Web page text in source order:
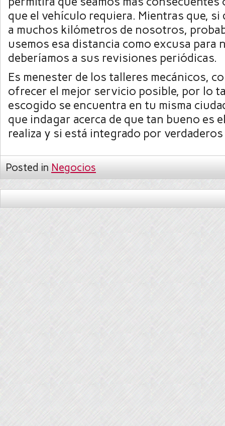
que el vehículo requiera. Mientras que,
a muchos kilómetros de nosotros,
usemos esa distancia como excusa para
deberíamos a sus revisiones periódicas.
Es menester de los talleres mecánicos,
ofrecer el mejor servicio posible, por lo
escogido se encuentra en tu misma
que indagar acerca de que tan bueno es
realiza y si está integrado por
Posted in Negocios